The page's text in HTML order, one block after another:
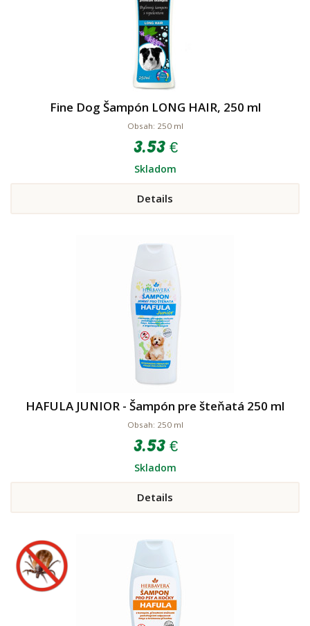
Fine Dog Šampón LONG HAIR, 250 ml
Obsah: 250 ml
3.53 €
Skladom
Details
HAFULA JUNIOR - Šampón pre šteňatá 250 ml
Obsah: 250 ml
3.53 €
Skladom
Details